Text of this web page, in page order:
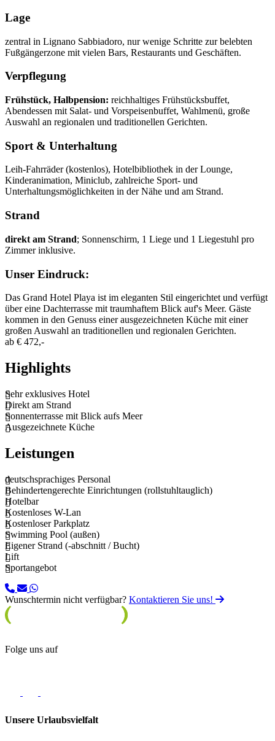
Lage
zentral in Lignano Sabbiadoro, nur wenige Schritte zur belebten
Fußgängerzone mit vielen Bars, Restaurants und Geschäften.
Verpflegung
Frühstück, Halbpension: reichhaltiges Frühstücksbuffet,
Abendessen mit Salat- und Vorspeisenbuffet, Wahlmenü, große
Auswahl an regionalen und traditionellen Gerichten.
Sport & Unterhaltung
Leih-Fahrräder (kostenlos), Hotelbibliothek in der Lounge,
Kinderanimation, Miniclub, zahlreiche Sport- und
Unterhaltungsmöglichkeiten in der Nähe und am Strand.
Strand
direkt am Strand; Sonnenschirm, 1 Liege und 1 Liegestuhl pro
Zimmer inklusive.
Unser Eindruck:
Das Grand Hotel Playa ist im eleganten Stil eingerichtet und verfügt
über eine Dachterrasse mit traumhaftem Blick auf's Meer. Gäste
kommen in den Genuss einer ausgezeichneten Küche mit einer
großen Auswahl an traditionellen und regionalen Gerichten.
ab € 472,-
Highlights
Sehr exklusives Hotel
Direkt am Strand
Sonnenterrasse mit Blick aufs Meer
Ausgezeichnete Küche
Leistungen
deutschsprachiges Personal
Behindertengerechte Einrichtungen (rollstuhltauglich)
Hotelbar
Kostenloses W-Lan
Kostenloser Parkplatz
Swimming Pool (außen)
Eigener Strand (-abschnitt / Bucht)
Lift
Sportangebot
Wunschtermin nicht verfügbar? Kontaktieren Sie uns!
Folge uns auf
Unsere Urlaubsvielfalt